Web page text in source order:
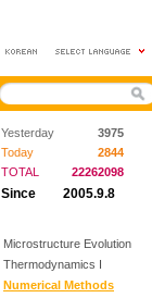
Yesterday
3975
Today
2844
TOTAL
22262098
Since 2005.9.8
Microstructure Evolution
Thermodynamics I
Numerical Methods